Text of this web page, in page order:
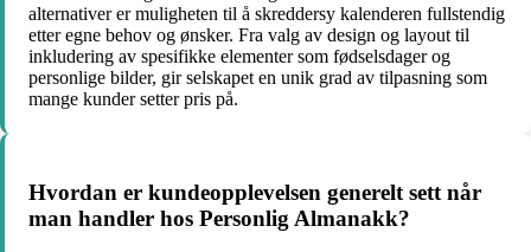
alternativer er muligheten til å skreddersy kalenderen fullstendig
etter egne behov og ønsker. Fra valg av design og layout til
inkludering av spesifikke elementer som fødselsdager og
personlige bilder, gir selskapet en unik grad av tilpasning som
mange kunder setter pris på.
Hvordan er kundeopplevelsen generelt sett når
man handler hos Personlig Almanakk?